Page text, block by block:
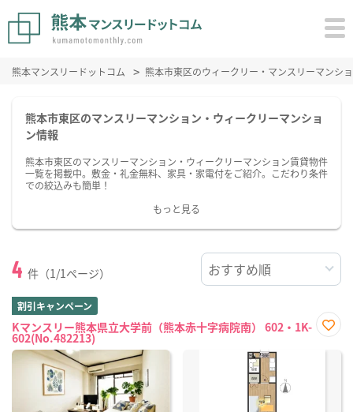
熊本マンスリードットコム 熊本市東区のウィークリー・マンスリーマンシ
熊本市東区のマンスリーマンション・ウィークリーマンショ
ン情報
熊本市東区のマンスリーマンション・ウィークリーマンション賃貸物件
一覧を掲載中。敷金・礼金無料、家具・家電付をご紹介。こだわり条件
での絞込みも簡単！
もっと見る
4 件（1/1ページ）
割引キャンペーン
Kマンスリー熊本県立大学前（熊本赤十字病院南） 602・1K-
602(No.482213)
に入